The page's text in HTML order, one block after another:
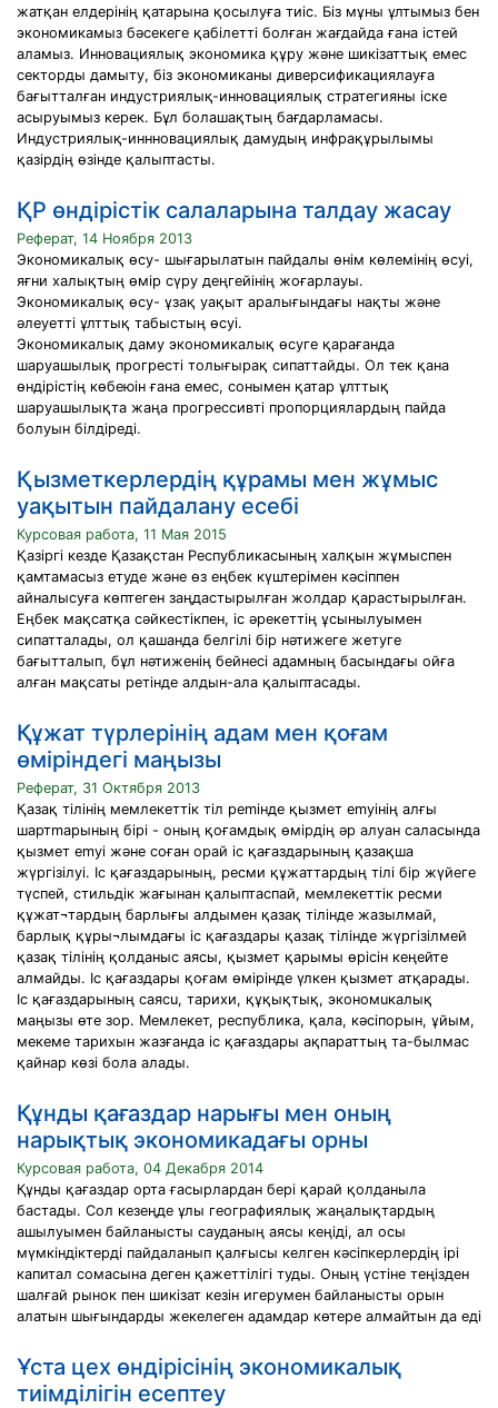
жатқан елдерінің қатарына қосылуға тиіс. Біз мұны ұлтымыз бен
экономикамыз бәсекеге қабілетті болған жағдайда ғана істей
аламыз. Инновациялық экономика құру және шикізаттық емес
секторды дамыту, біз экономиканы диверсификациялауға
бағытталған индустриялық-инновациялық стратегияны іске
асыруымыз керек. Бұл болашақтың бағдарламасы.
Индустриялық-иннновациялық дамудың инфрақұрылымы
қазірдің өзінде қалыптасты.
ҚР өндірістік салаларына талдау жасау
Реферат, 14 Ноября 2013
Экономикалық өсу- шығарылатын пайдалы өнім көлемінің өсуі,
яғни халықтың өмір сүру деңгейінің жоғарлауы.
Экономикалық өсу- ұзақ уақыт аралығындағы нақты және
әлеуетті ұлттық табыстың өсуі.
Экономикалық даму экономикалық өсуге қарағанда
шаруашылық прогресті толығырақ сипаттайды. Ол тек қана
өндірістің көбеюін ғана емес, сонымен қатар ұлттық
шаруашылықта жаңа прогрессивті пропорциялардың пайда
болуын білдіреді.
Қызметкерлердің құрамы мен жұмыс
уақытын пайдалану есебі
Курсовая работа, 11 Мая 2015
Қазіргі кезде Қазақстан Республикасының халқын жұмыспен
қамтамасыз етуде және өз еңбек күштерімен кәсіппен
айналысуға көптеген заңдастырылған жолдар қарастырылған.
Еңбек мақсатқа сәйкестікпен, іс әрекеттің ұсынылуымен
сипатталады, ол қашанда белгілі бір нәтижеге жетуге
бағытталып, бұл нәтиженің бейнесі адамның басындағы ойға
алған мақсаты ретінде алдын-ала қалыптасады.
Құжат түрлерінің адам мен қоғам
өміріндегі маңызы
Реферат, 31 Октября 2013
Қазақ тiлiнің мемлекеттiк тiл pemiндe қызмет emyiнiң алғы
шартmарының бiрi - оның қоғамдық өмірдің әр алуан саласында
қызмет emyi және соған орай ic қағаздарының қазақша
жүргiзiлyi. Іс қағаздарының, ресми құжаттардың тiлi бiр жүйеге
түспей, стильдiк жағынан қалыптаспай, мемлекеттiк ресми
құжат¬тардың барлығы алдымен қазақ тiлiнде жазылмай,
барлық құры¬лымдағы ic қағаздары қазақ тiлiнде жүргiзiлмей
қазақ тiлiнiң қолданыс аясы, қызмет қарымы өpiciн кеңейте
aлмайды. Іс қағаздары қоғам өмiрiнде үлкен қызмет атқарады.
Іс қағаздарының саясu, тарихи, құқықтық, экономuкалық
маңызы өте зор. Мемлекет, республика, қала, кәciпopын, ұйым,
мекеме тарихын жазғанда ic қағаздары ақпараттың та-былмас
қайнар көзi бола алады.
Құнды қағаздар нарығы мен оның
нарықтық экономикадағы орны
Курсовая работа, 04 Декабря 2014
Құнды қағаздар орта ғасырлардан бері қарай қолданыла
бастады. Сол кезеңде ұлы географиялық жаңалықтардың
ашылуымен байланысты сауданың аясы кеңіді, ал осы
мүмкіндіктерді пайдаланып қалғысы келген кәсіпкерлердің ірі
капитал сомасына деген қажеттілігі туды. Оның үстіне теңізден
шалғай рынок пен шикізат кезін игерумен байланысты орын
алатын шығындарды жекелеген адамдар көтере алмайтын да еді
Ұста цех өндірісінің экономикалық
тиімділігін есептеу